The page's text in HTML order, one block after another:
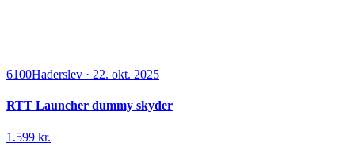
6100Haderslev · 22. okt. 2025
RTT Launcher dummy skyder
1.599 kr.